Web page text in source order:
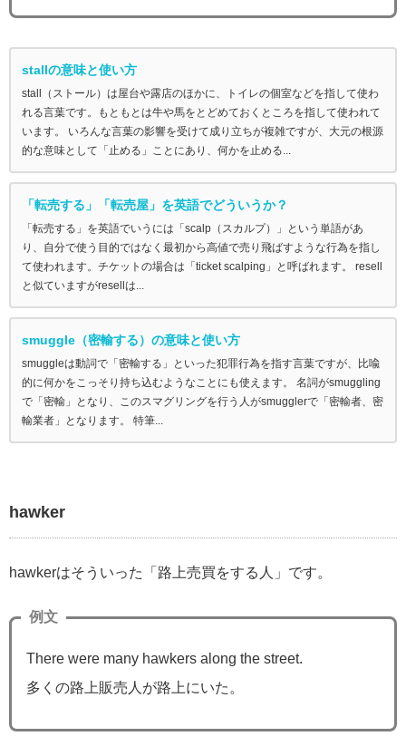
stallの意味と使い方
stall（ストール）は屋台や露店のほかに、トイレの個室などを指して使わ
れる言葉です。もともとは牛や馬をとどめておくところを指して使われて
います。 いろんな言葉の影響を受けて成り立ちが複雑ですが、大元の根源
的な意味として「止める」ことにあり、何かを止める...
「転売する」「転売屋」を英語でどういうか？
「転売する」を英語でいうには「scalp（スカルプ）」という単語があ
り、自分で使う目的ではなく最初から高値で売り飛ばすような行為を指し
て使われます。チケットの場合は「ticket scalping」と呼ばれます。 resell
と似ていますがresellは...
smuggle（密輸する）の意味と使い方
smuggleは動詞で「密輸する」といった犯罪行為を指す言葉ですが、比喩
的に何かをこっそり持ち込むようなことにも使えます。 名詞がsmuggling
で「密輸」となり、このスマグリングを行う人がsmugglerで「密輸者、密
輸業者」となります。 特筆...
hawker
hawkerはそういった「路上売買をする人」です。
例文
There were many hawkers along the street.
多くの路上販売人が路上にいた。